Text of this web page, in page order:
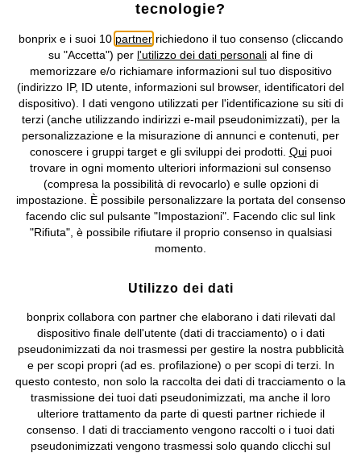
Abito in pizzo
39,99 €
Abito midi in viscosa
34,99 €
Abito midi in tulle delicato
74,99 €
NOVITÀ
Abito con fondo asimmetrico
39,99 €
tecnologie?
bonprix e i suoi 10 partnerrichiedono il tuo consenso (cliccando
su "Accetta") per l'utilizzo dei dati personali al fine di
memorizzare e/o richiamare informazioni sul tuo dispositivo
(indirizzo IP, ID utente, informazioni sul browser, identificatori del
dispositivo). I dati vengono utilizzati per l'identificazione su siti di
terzi (anche utilizzando indirizzi e-mail pseudonimizzati), per la
personalizzazione e la misurazione di annunci e contenuti, per
conoscere i gruppi target e gli sviluppi dei prodotti. Quipuoi
trovare in ogni momento ulteriori informazioni sul consenso
(compresa la possibilità di revocarlo) e sulle opzioni di
impostazione. È possibile personalizzare la portata del consenso
facendo clic sul pulsante "Impostazioni". Facendo clic sul link
"Rifiuta", è possibile rifiutare il proprio consenso in qualsiasi
momento.
Utilizzo dei dati
bonprix collabora con partner che elaborano i dati rilevati dal
dispositivo finale dell'utente (dati di tracciamento) o i dati
pseudonimizzati da noi trasmessi per gestire la nostra pubblicità
e per scopi propri (ad es. profilazione) o per scopi di terzi. In
questo contesto, non solo la raccolta dei dati di tracciamento o la
trasmissione dei tuoi dati pseudonimizzati, ma anche il loro
ulteriore trattamento da parte di questi partner richiede il
consenso. I dati di tracciamento vengono raccolti o i tuoi dati
pseudonimizzati vengono trasmessi solo quando clicchi sul